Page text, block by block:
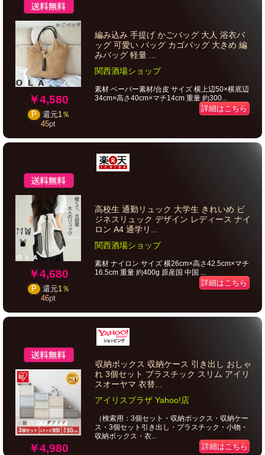
￥4,580
P 還元1％
45pt
編み込み 手提げ かごバッグ 大人 浴衣バ
ッグ 可愛い バッグ カゴバッグ 大きめ 編
みバッグ 軽量 ...
関西酒場ショップ
素材 ペーパー素材/合皮 サイズ 横上辺50×横底辺
34cm×高さ40cm×マチ14cm 重量 約300...
詳細はこちら
￥4,680
P 還元1％
46pt
高校生 通勤リュック 大学生 きれいめ ビ
ジネスリュック デザイン レディース ナイ
ロン A4 通学リ...
関西酒場ショップ
素材 ナイロン サイズ 横26cm×高さ42.5cm×マチ
16.5cm 重量 約400g 原産国 中国 ...
詳細はこちら
￥4,980
収納ボックス 収納ケース 引き出し おしゃ
れ 3個セット プラスチック スリム アイリ
スオーヤマ 衣替...
アイリスプラザ Yahoo!店
（検索用：3個セット・収納ボックス・収納ケー
ス・3個セット引き出し・プラスチック・小物・
収納ボックス・衣...
詳細はこちら